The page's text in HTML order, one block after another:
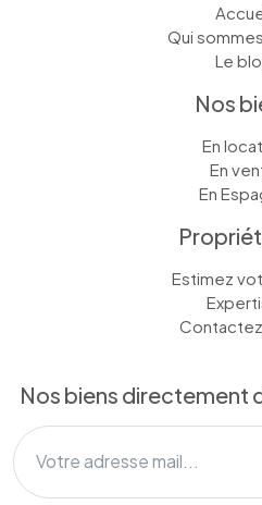
Qui
Le
Nos
En
En
En
Estimez
Nos biens directement